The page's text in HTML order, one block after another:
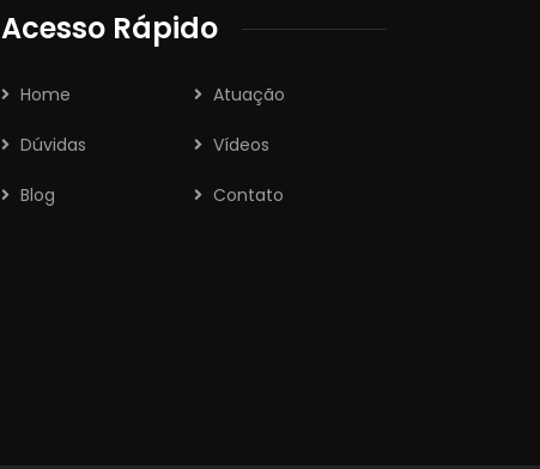
Acesso Rápido
Home Atuação
Dúvidas Vídeos
Blog Contato